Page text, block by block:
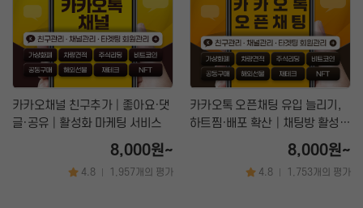
카카오채널 친구추가│좋아요·댓
글·공유│활성화 마케팅 서비스
8,000원~
4.8 1,957개의 평가
카카오톡 오픈채팅 유입 늘리기,
하트찜·배포 확산│채팅방 활성화
8,000원~
4.8 1,753개의 평가